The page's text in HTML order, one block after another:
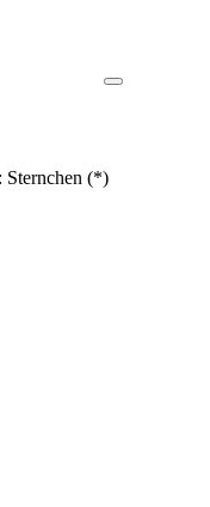
Sternchen (*)